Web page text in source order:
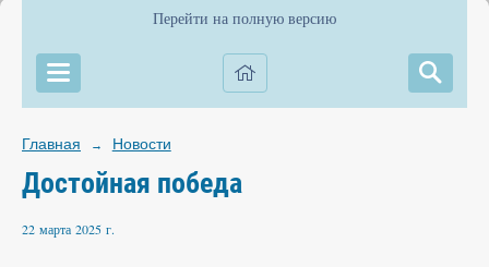
Перейти на полную версию
Главная → Новости
Достойная победа
22 марта 2025 г.